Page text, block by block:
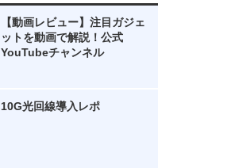
【動画レビュー】注目ガジェ
ットを動画で解説！公式
YouTubeチャンネル
10G光回線導入レポ